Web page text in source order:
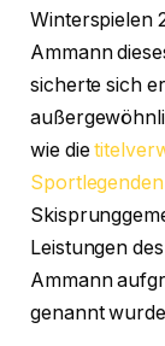
Winterspielen
Ammann
sicherte sich
wie die
Sportlegenden
Leistungen
Ammann
genannt